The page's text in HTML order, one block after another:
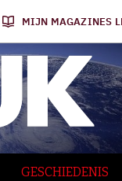
MIJN MAGAZINES
GESCHIEDENIS